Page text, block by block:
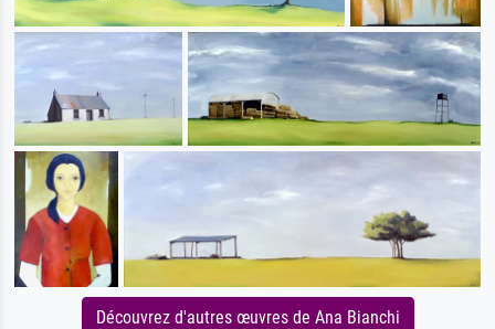
Découvrez d'autres œuvres de Ana Bianchi